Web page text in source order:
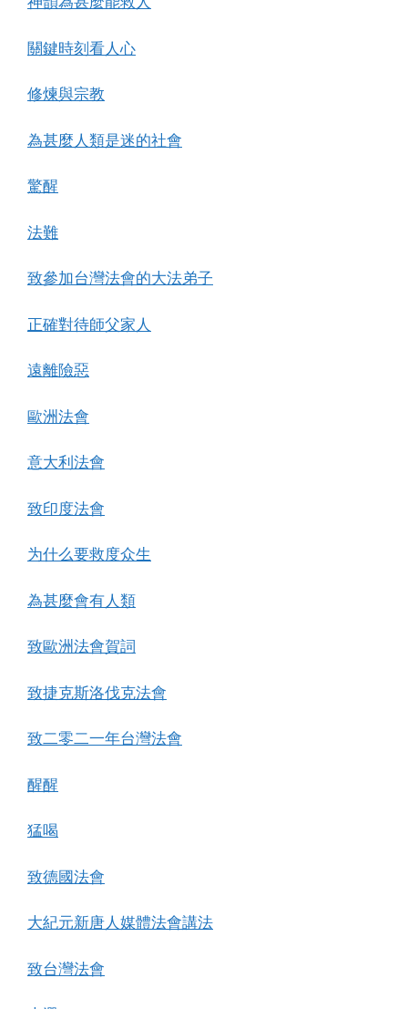
關鍵時刻看人心
修煉與宗教
為甚麼人類是迷的社會
驚醒
法難
致參加台灣法會的大法弟子
正確對待師父家人
遠離險惡
歐洲法會
意大利法會
致印度法會
为什么要救度众生
為甚麼會有人類
致歐洲法會賀詞
致捷克斯洛伐克法會
致二零二一年台灣法會
醒醒
猛喝
致德國法會
大紀元新唐人媒體法會講法
致台灣法會